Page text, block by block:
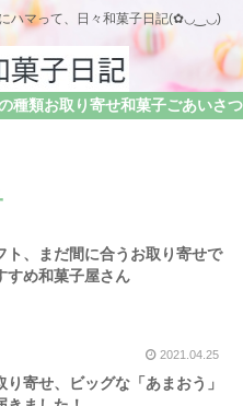
ハマって、日々和菓子日記(✿◡‿◡)
種類お取り寄せ和菓子
ト、まだ間に合うお取り寄せで
すめ和菓子屋さん
2021.04.25
り寄せ、ビッグな「あまおう」